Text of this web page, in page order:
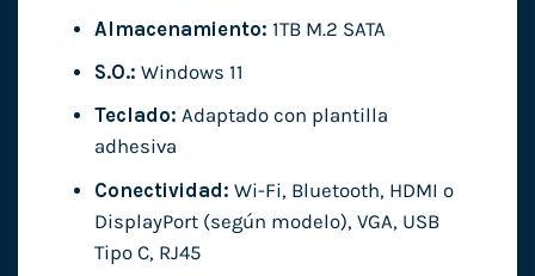
Almacenamiento: 1TB M.2 SATA
S.O.: Windows 11
Teclado: Adaptado con plantilla
adhesiva
Conectividad: Wi-Fi, Bluetooth, HDMI o
DisplayPort (según modelo), VGA, USB
Tipo C, RJ45